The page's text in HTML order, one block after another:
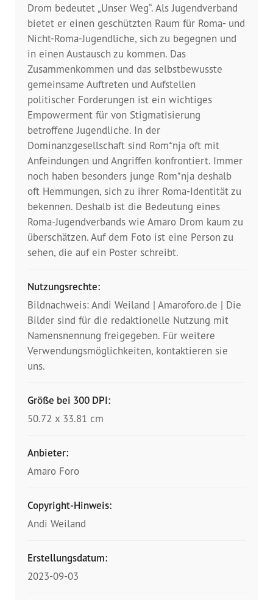
Plakate
Presse
Pressemitteilungen
Positionen
Pressespiegel
Glossar
Newsletter
Fotos
Drom bedeutet „Unser Weg“. Als Jugendverband
bietet er einen geschützten Raum für Roma- und
Nicht-Roma-Jugendliche, sich zu begegnen und
in einen Austausch zu kommen. Das
Zusammenkommen und das selbstbewusste
gemeinsame Auftreten und Aufstellen
politischer Forderungen ist ein wichtiges
Empowerment für von Stigmatisierung
betroffene Jugendliche. In der
Dominanzgesellschaft sind Rom*nja oft mit
Anfeindungen und Angriffen konfrontiert. Immer
noch haben besonders junge Rom*nja deshalb
oft Hemmungen, sich zu ihrer Roma-Identität zu
bekennen. Deshalb ist die Bedeutung eines
Roma-Jugendverbands wie Amaro Drom kaum zu
überschätzen. Auf dem Foto ist eine Person zu
sehen, die auf ein Poster schreibt.
Nutzungsrechte:
Bildnachweis: Andi Weiland | Amaroforo.de | Die
Bilder sind für die redaktionelle Nutzung mit
Namensnennung freigegeben. Für weitere
Verwendungsmöglichkeiten, kontaktieren sie
uns.
Größe bei 300 DPI:
50.72 x 33.81 cm
Anbieter:
Amaro Foro
Copyright-Hinweis:
Andi Weiland
Erstellungsdatum:
2023-09-03